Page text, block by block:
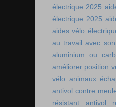
électrique 2025
électrique 2025
aides vélo
au travail avec
aluminium ou
améliorer position
vélo animaux
antivol contre
résistant
antivol